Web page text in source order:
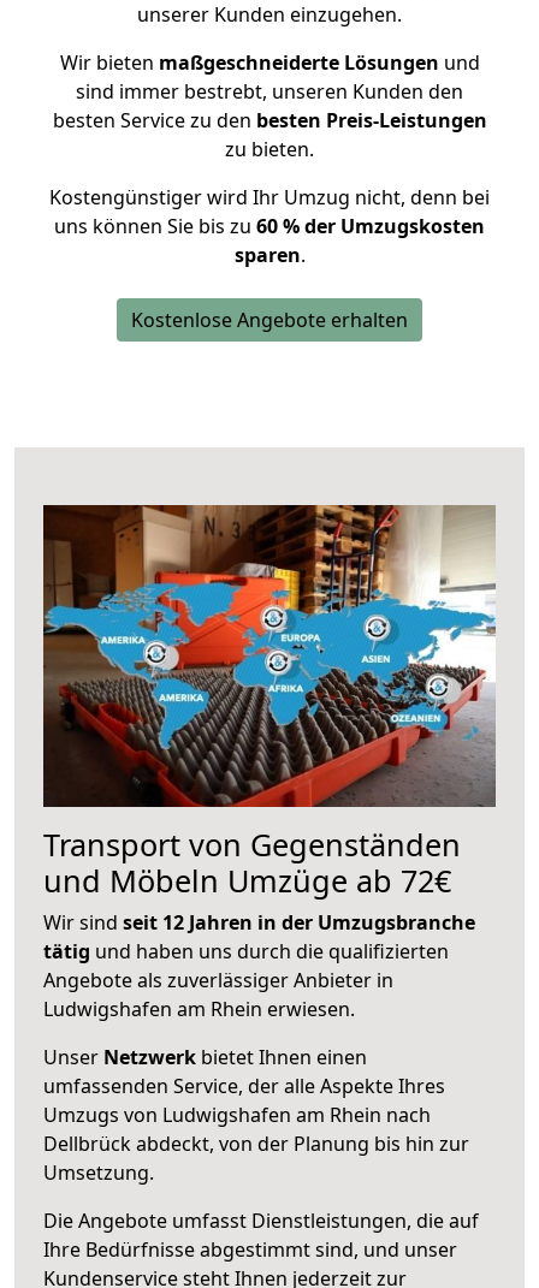
unserer Kunden einzugehen.
Wir bieten maßgeschneiderte Lösungen und
sind immer bestrebt, unseren Kunden den
besten Service zu den besten Preis-Leistungen
zu bieten.
Kostengünstiger wird Ihr Umzug nicht, denn bei
uns können Sie bis zu 60 % der Umzugskosten
sparen.
Kostenlose Angebote erhalten
Transport von Gegenständen
und Möbeln Umzüge ab 72€
Wir sind seit 12 Jahren in der Umzugsbranche
tätig und haben uns durch die qualifizierten
Angebote als zuverlässiger Anbieter in
Ludwigshafen am Rhein erwiesen.
Unser Netzwerk bietet Ihnen einen
umfassenden Service, der alle Aspekte Ihres
Umzugs von Ludwigshafen am Rhein nach
Dellbrück abdeckt, von der Planung bis hin zur
Umsetzung.
Die Angebote umfasst Dienstleistungen, die auf
Ihre Bedürfnisse abgestimmt sind, und unser
Kundenservice steht Ihnen jederzeit zur